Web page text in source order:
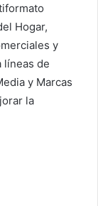
Hogar,
y
líneas de
y Marcas
la